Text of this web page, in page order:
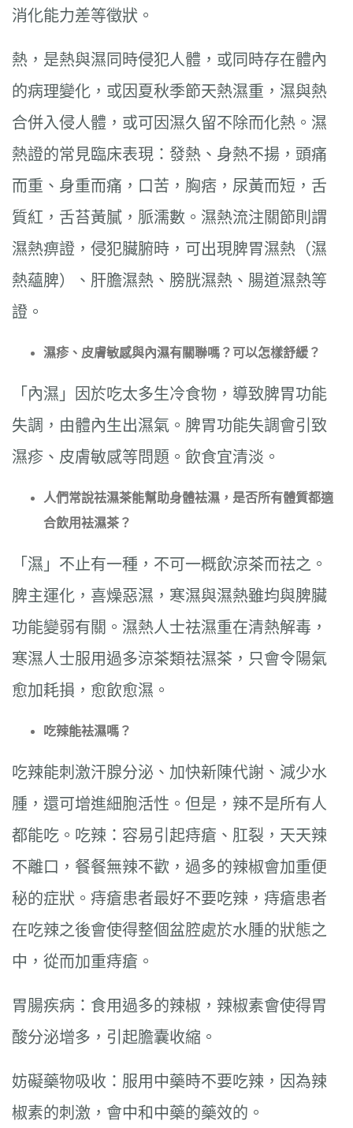
消化能力差等徵狀。
熱，是熱與濕同時侵犯人體，或同時存在體內
的病理變化，或因夏秋季節天熱濕重，濕與熱
合併入侵人體，或可因濕久留不除而化熱。濕
熱證的常見臨床表現：發熱、身熱不揚，頭痛
而重、身重而痛，口苦，胸痞，尿黃而短，舌
質紅，舌苔黃膩，脈濡數。濕熱流注關節則謂
濕熱痹證，侵犯臟腑時，可出現脾胃濕熱（濕
熱蘊脾）、肝膽濕熱、膀胱濕熱、腸道濕熱等
證。
濕疹、皮膚敏感與內濕有關聯嗎？可以怎樣舒緩？
「內濕」因於吃太多生冷食物，導致脾胃功能
失調，由體內生出濕氣。脾胃功能失調會引致
濕疹、皮膚敏感等問題。飲食宜清淡。
人們常說祛濕茶能幫助身體袪濕，是否所有體質都適
合飲用袪濕茶？
「濕」不止有一種，不可一概飲涼茶而祛之。
脾主運化，喜燥惡濕，寒濕與濕熱雖均與脾臟
功能變弱有關。濕熱人士祛濕重在清熱解毒，
寒濕人士服用過多涼茶類祛濕茶，只會令陽氣
愈加耗損，愈飲愈濕。
吃辣能袪濕嗎？
吃辣能刺激汗腺分泌、加快新陳代謝、減少水
腫，還可增進細胞活性。但是，辣不是所有人
都能吃。吃辣：容易引起痔瘡、肛裂，天天辣
不離口，餐餐無辣不歡，過多的辣椒會加重便
秘的症狀。痔瘡患者最好不要吃辣，痔瘡患者
在吃辣之後會使得整個盆腔處於水腫的狀態之
中，從而加重痔瘡。
胃腸疾病：食用過多的辣椒，辣椒素會使得胃
酸分泌增多，引起膽囊收縮。
妨礙藥物吸收：服用中藥時不要吃辣，因為辣
椒素的刺激，會中和中藥的藥效的。